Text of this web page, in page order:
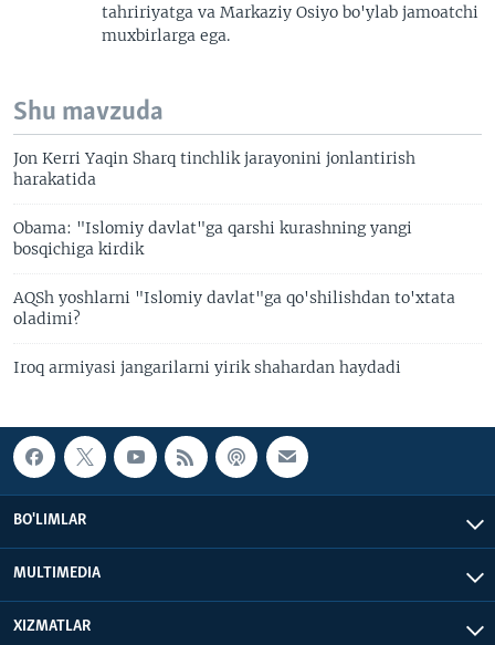
tahririyatga va Markaziy Osiyo bo'ylab jamoatchi
muxbirlarga ega.
Shu mavzuda
Jon Kerri Yaqin Sharq tinchlik jarayonini jonlantirish
harakatida
Obama: "Islomiy davlat"ga qarshi kurashning yangi
bosqichiga kirdik
AQSh yoshlarni "Islomiy davlat"ga qo'shilishdan to'xtata
oladimi?
Iroq armiyasi jangarilarni yirik shahardan haydadi
BO'LIMLAR
MULTIMEDIA
XIZMATLAR